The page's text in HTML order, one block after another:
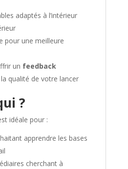
adaptés à l’intérieur
pour une meilleure
un feedback
qualité de votre lancer
?
idéale pour :
apprendre les bases
cherchant à